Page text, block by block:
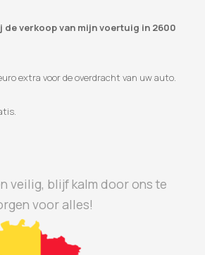
de verkoop van mijn voertuig in 2600
extra voor de overdracht van uw auto.
veilig, blijf kalm door ons te
voor alles!